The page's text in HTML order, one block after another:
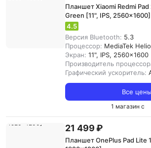
Планшет Xiaomi Redmi
Green [11", IPS, 2560x1600]
4.5
Версия Bluetooth: 5.3
Процессор: MediaTek
Экран: 11", IPS, 2560x1600
Производитель
Графический ускоритель:
Все цены
1 магазин с
21 499 ₽
Планшет OnePlus Pad Lite